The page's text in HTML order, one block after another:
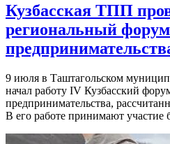
Кузбасская ТПП
региональный форум
9 июля в Таштагольском
начал работу IV Кузбасский
предпринимательства,
В его работе принимают участие